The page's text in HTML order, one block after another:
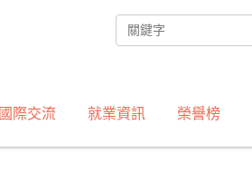
國際交流 就業資訊 榮譽榜